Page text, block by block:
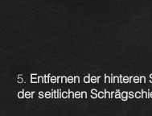
5. Entfernen der hinteren
der seitlichen